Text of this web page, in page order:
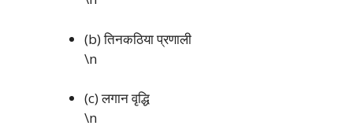
(b) तिनकठिया प्रणाली
\n
(c) लगान वृद्धि
\n